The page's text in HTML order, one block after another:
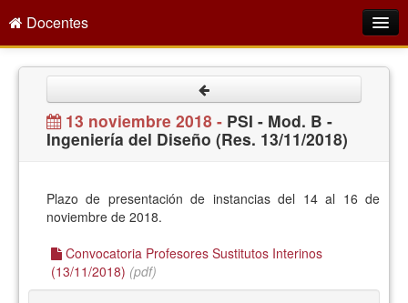
Docentes
Empleo Público
Gestión PDI
Seprus
Acción Social
Directorio
13 noviembre 2018 - PSI - Mod. B -
Ingeniería del Diseño (Res. 13/11/2018)
Plazo de presentación de instancias del 14 al 16 de
noviembre de 2018.
Convocatoria Profesores Sustitutos Interinos
(13/11/2018) (pdf)